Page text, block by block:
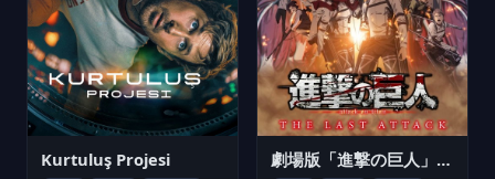
Kurtuluş Projesi 劇場版「進撃の巨人」完結編 THE LAST ATTACK